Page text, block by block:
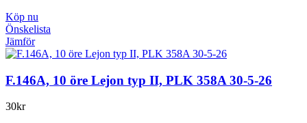
Köp nu
Önskelista
Jämför
F.146A, 10 öre Lejon typ II, PLK 358A 30-5-26
30kr